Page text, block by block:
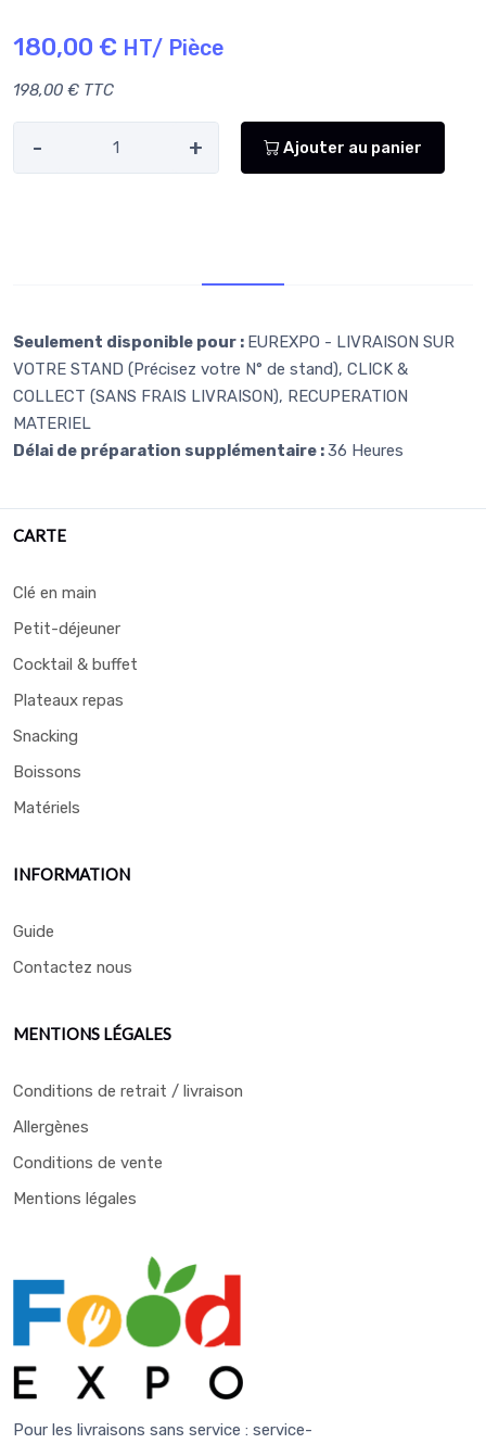
180,00 € HT/ Pièce
198,00 € TTC
- + Ajouter au panier
Seulement disponible pour : EUREXPO - LIVRAISON SUR
VOTRE STAND (Précisez votre N° de stand), CLICK &
COLLECT (SANS FRAIS LIVRAISON), RECUPERATION
MATERIEL
Délai de préparation supplémentaire :36 Heures
CARTE
Clé en main
Petit-déjeuner
Cocktail & buffet
Plateaux repas
Snacking
Boissons
Matériels
INFORMATION
Guide
Contactez nous
MENTIONS LÉGALES
Conditions de retrait / livraison
Allergènes
Conditions de vente
Mentions légales
Pour les livraisons sans service : service-